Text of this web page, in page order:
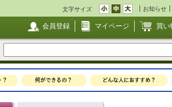
文字サイズ お知らせ
会員登録 マイページ 買い